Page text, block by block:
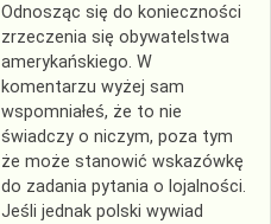
Odnosząc się do konieczności
zrzeczenia się obywatelstwa
amerykańskiego. W
komentarzu wyżej sam
wspomniałeś, że to nie
świadczy o niczym, poza tym
że może stanowić wskazówkę
do zadania pytania o lojalności.
Jeśli jednak polski wywiad